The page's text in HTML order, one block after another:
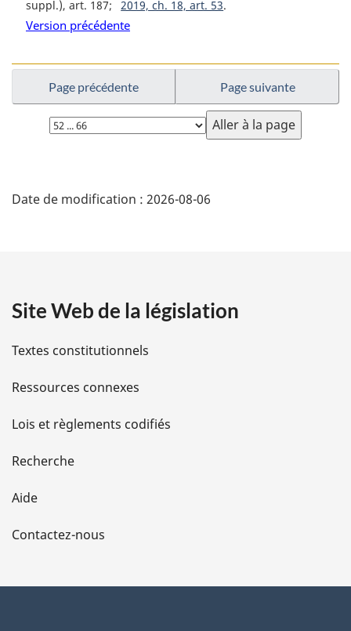
suppl.), art. 187
2019, ch. 18, art. 53
Version précédente
Page précédente Page suivante
Choisissez
la
é
i
l
s
d
e
l
a
Date de modification : 2026-08-06
Site Web de la législation
Textes constitutionnels
Ressources connexes
Lois et règlements codifiés
Recherche
Aide
Contactez-nous